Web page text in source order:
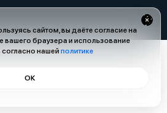
сайтом, вы даёте согласие на
вашего браузера и использование
нашей политике
ОК